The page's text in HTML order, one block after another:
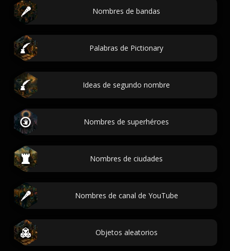
Nombres de bandas
Palabras de Pictionary
Ideas de segundo nombre
Nombres de superhéroes
Nombres de ciudades
Nombres de canal de YouTube
Objetos aleatorios